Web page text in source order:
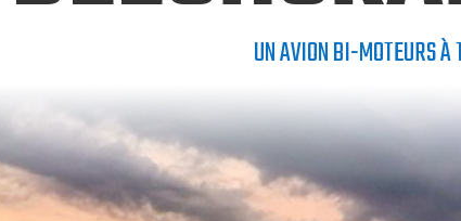
UN AVION BI-MOTEURS